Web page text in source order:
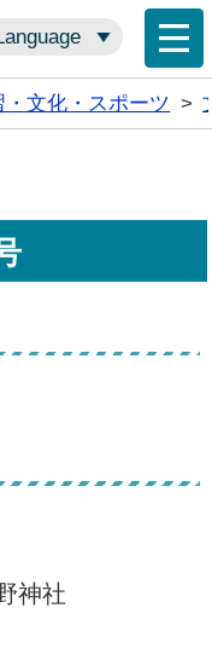
文化・スポーツ >
神社